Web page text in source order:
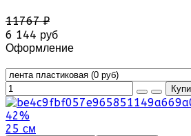
11767 ₽
6 144 руб
Оформление
42%
25 см